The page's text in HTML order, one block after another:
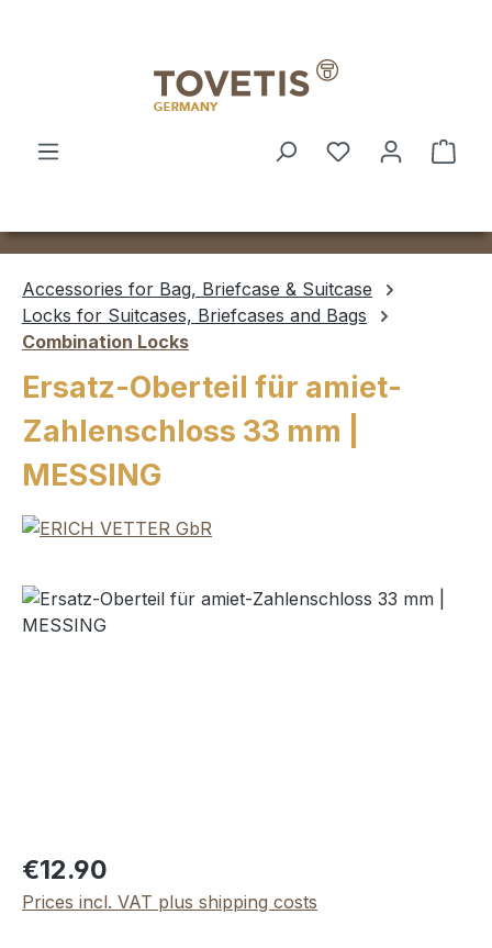
Accessories for Bag, Briefcase & Suitcase
Locks for Suitcases, Briefcases and Bags
Combination Locks
Ersatz-Oberteil für amiet-
Zahlenschloss 33 mm |
MESSING
Skip image gallery
Regular price:
€12.90
Prices incl. VAT plus shipping costs